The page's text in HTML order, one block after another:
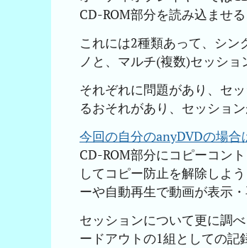
CD-ROM部分を読み込ませる
これには2種類あって、シン
ノと、マルチ(複数)セッショ
それぞれに問題があり、セ
るおそれがあり、セッショ
今回の自分のanyDVDの場合
CD-ROM部分にコピーコン
してコピー防止を解除しよ
ーや自動再生で動画が表示
セッションについて更に調
ードアウトの1組としての記